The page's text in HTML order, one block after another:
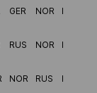
GER NOR NOR
RUS NOR EST
NOR RUS
FRA